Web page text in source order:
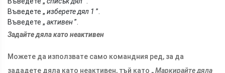
Въведете „ изберете дял 1 ”.
Въведете „ активен”.
Задайте дяла като неактивен
Можете да използвате само командния ред, за да
зададете дяла като неактивен, тъй като „Маркирайте дяла